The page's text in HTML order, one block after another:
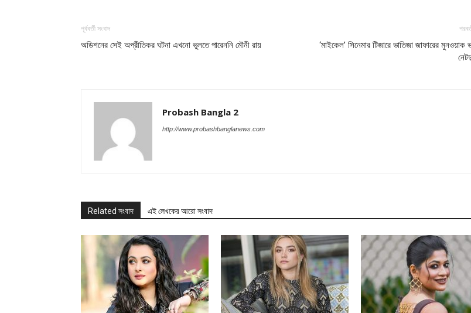
পূর্ববর্তী সংবাদ
অডিশনের সেই অপ্রীতিকর ঘটনা এখনো ভুলতে পারেননি মৌনী রায়
‘মাইকেল’ সিনেমার টিজারে ভাতিজা জাফারের মুনওয়াক
Probash Bangla 2
http://www.probashbanglanews.com
Related সংবাদ এই লেখকের আরো সংবাদ